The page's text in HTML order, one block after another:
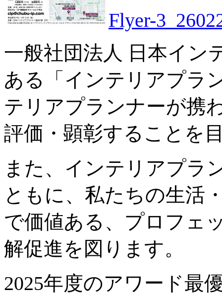
Flyer-
一般社団法人 日本イン
ある「インテリアプラ
テリアプランナーが携
評価・顕彰することを
また、インテリアプラ
ともに、私たちの生活
で価値ある、プロフェ
解促進を図ります。
2025年度のアワード最